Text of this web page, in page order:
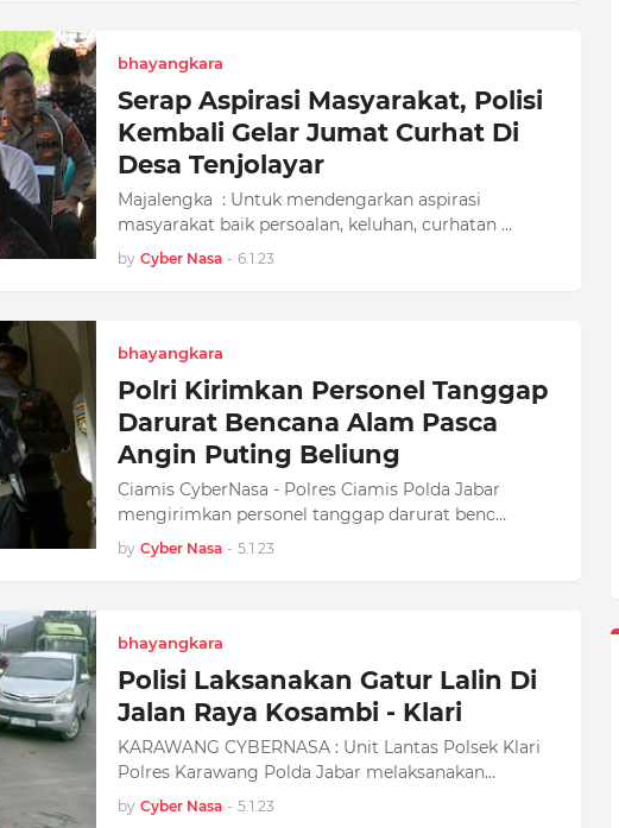
bhayangkara
Serap Aspirasi Masyarakat, Polisi
Kembali Gelar Jumat Curhat Di
Desa Tenjolayar
Majalengka : Untuk mendengarkan aspirasi
masyarakat baik persoalan, keluhan, curhatan …
by Cyber Nasa - 6.1.23
bhayangkara
Polri Kirimkan Personel Tanggap
Darurat Bencana Alam Pasca
Angin Puting Beliung
Ciamis CyberNasa - Polres Ciamis Polda Jabar
mengirimkan personel tanggap darurat benc…
by Cyber Nasa - 5.1.23
bhayangkara
Polisi Laksanakan Gatur Lalin Di
Jalan Raya Kosambi - Klari
KARAWANG CYBERNASA : Unit Lantas Polsek Klari
Polres Karawang Polda Jabar melaksanakan…
by Cyber Nasa - 5.1.23